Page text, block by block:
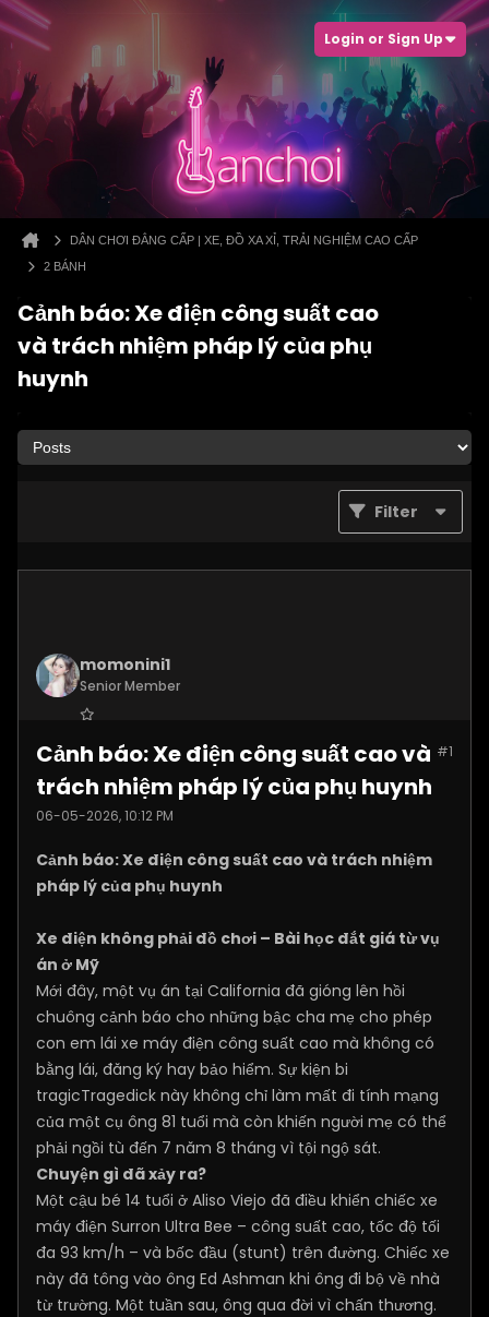
Login or Sign Up
DÂN CHƠI ĐẲNG CẤP | XE, ĐỒ XA XỈ, TRẢI NGHIỆM CAO CẤP
2 BÁNH
Cảnh báo: Xe điện công suất cao
và trách nhiệm pháp lý của phụ
huynh
Filter
momonini1
Senior Member
Posts:5399 #1
Cảnh báo: Xe điện công suất cao và
trách nhiệm pháp lý của phụ huynh
06-05-2026, 10:12 PM
Cảnh báo: Xe điện công suất cao và trách nhiệm
pháp lý của phụ huynh
Xe điện không phải đồ chơi – Bài học đắt giá từ vụ
án ở Mỹ
Mới đây, một vụ án tại California đã gióng lên hồi
chuông cảnh báo cho những bậc cha mẹ cho phép
con em lái xe máy điện công suất cao mà không có
bằng lái, đăng ký hay bảo hiểm. Sự kiện bi
tragicTragedick này không chỉ làm mất đi tính mạng
của một cụ ông 81 tuổi mà còn khiến người mẹ có thể
phải ngồi tù đến 7 năm 8 tháng vì tội ngộ sát.
Chuyện gì đã xảy ra?
Một cậu bé 14 tuổi ở Aliso Viejo đã điều khiển chiếc xe
máy điện Surron Ultra Bee – công suất cao, tốc độ tối
đa 93 km/h – và bốc đầu (stunt) trên đường. Chiếc xe
này đã tông vào ông Ed Ashman khi ông đi bộ về nhà
từ trường. Một tuần sau, ông qua đời vì chấn thương.